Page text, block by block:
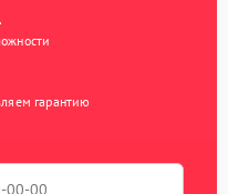
гарантию